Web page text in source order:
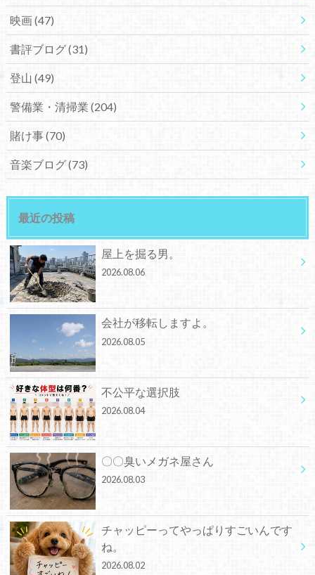
映画(47)
書評ブログ(31)
登山 (49)
警備業・清掃業 (204)
賭け事(70)
音楽ブログ(73)
最近の投稿
屋上を掘る男。
2026.08.06
会社が移転しますよ。
2026.08.05
不公平な選択肢
2026.08.04
〇〇臭いメガネ屋さん
2026.08.03
チャッピーってやっぱりすごいんです
ね。
2026.08.02